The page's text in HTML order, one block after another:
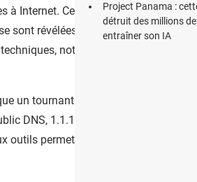
Internet. Ceux-ci étaient chargés de
sont révélées insuffisantes, car de
notamment en utilisant des
un tournant.
DNS, 1.1.1.1 de Cloudflare ou
permettant à ces sites de rester
Project Panama :
détruit des millions
entraîner son IA